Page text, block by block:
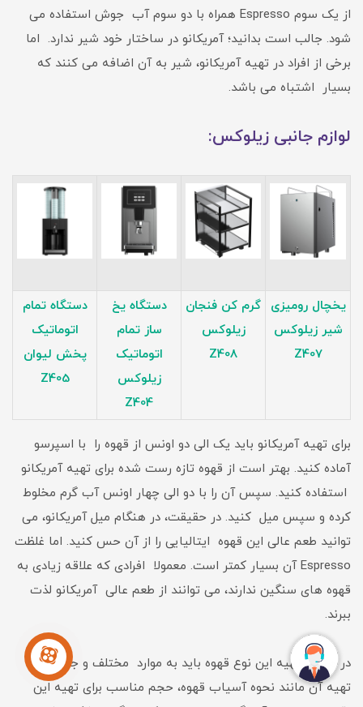
از یک سوم Espresso همراه با دو سوم آب جوش استفاده می
شود. جالب است بدانید؛ آمریکانو در ساختار خود شیر ندارد. اما
برخی از افراد در تهیه آمریکانو، شیر به آن اضافه می کنند که
بسیار اشتباه می باشد.
لوازم جانبی زیلوکس:
یخچال رومیزی
شیر زیلوکس
Z407
گرم کن فنجان
زیلوکس
Z408
دستگاه یخ
ساز تمام
اتوماتیک
زیلوکس
Z404
دستگاه تمام
اتوماتیک
پخش لیوان
Z405
برای تهیه آمریکانو باید یک الی دو اونس از قهوه را با اسپرسو
آماده کنید. بهتر است از قهوه تازه رست شده برای تهیه آمریکانو
استفاده کنید. سپس آن را با دو الی چهار اونس آب گرم مخلوط
کرده و سپس میل کنید. در حقیقت، در هنگام میل آمریکانو، می
توانید طعم عالی این قهوه ایتالیایی را از آن حس کنید. اما غلظت
Espresso آن بسیار کمتر است. معمولا افرادی که علاقه زیادی به
قهوه های سنگین ندارند، می توانند از طعم عالی آمریکانو لذت
ببرند.
در هنگام تهیه این نوع قهوه باید به موارد مختلف و جزئیات
تهیه آن مانند نحوه آسیاب قهوه، حجم مناسب برای تهیه این